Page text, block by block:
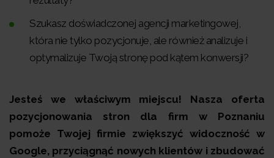
Szukasz doświadczonej agencji marketingowej,
która nie tylko pozycjonuje, ale również analizuje i
optymalizuje Twoją stronę pod kątem konwersji?
Jesteś we właściwym miejscu! Nasza oferta
pozycjonowania stron dla firm w Poznaniu
pomoże Twojej firmie zwiększyć widoczność w
Google, przyciągnąć nowych klientów i zbudować